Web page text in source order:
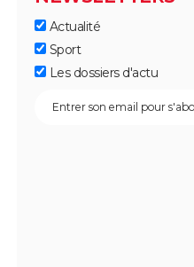
Actualité
Sport
Les dossiers d'actu